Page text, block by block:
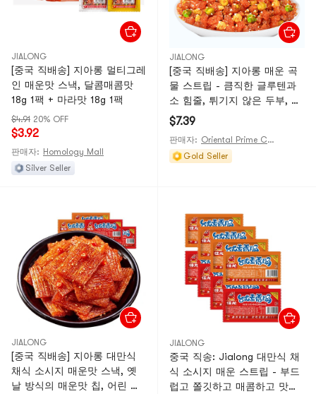
JIALONG
[중국 직배송] 지아롱 멀티그레
인 매운맛 스낵, 달콤매콤맛
18g 1팩 + 마라맛 18g 1팩
$4.91 20% OFF
$3.92
판매자: Homology Mall
Silver Seller
JIALONG
[중국 직배송] 지아롱 매운 곡
물 스트립 - 큼직한 글루텐과
소 힘줄, 튀기지 않은 두부, 완
두콩, 풋완두콩이 들어간 어린
시절 추억의 간식 - 16g*5팩
[바삭하고 매콤한 곡물 스트립
에 풋완두콩, 노란 완두콩, 참
$7.39
판매자:
Oriental Prime Choices
Gold Seller
JIALONG
[중국 직배송] 지아롱 대만식
채식 소시지 매운맛 스낵, 옛
날 방식의 매운맛 칩, 어린 시
JIALONG
중국 직송: Jialong 대만식 채
식 소시지 매운 스트립 - 부드
럽고 쫄깃하고 매콤하고 맛있